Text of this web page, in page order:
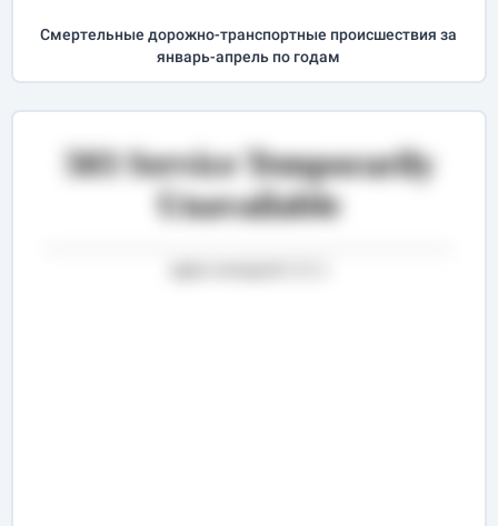
Cмертельные дорожно-транспортные происшествия за
январь-апрель по годам